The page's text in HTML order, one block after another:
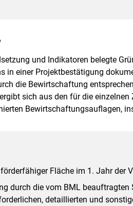
und Indikatoren belegte
in einer Projektbestätigung
die Bewirtschaftung
sich aus den für die
Bewirtschaftungsauflagen,
Fläche im 1. Jahr der
durch die vom BML beauftragten
detaillierten und